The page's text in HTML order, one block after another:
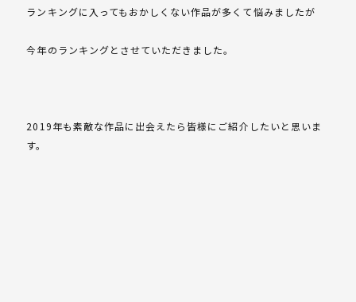
ランキングに入ってもおかしくない作品が多くて悩みましたが
今年のランキングとさせていただきました。
2019年も素敵な作品に出会えたら皆様にご紹介したいと思いま
す。